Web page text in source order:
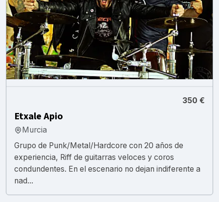
350 €
Etxale Apio
Murcia
Grupo de Punk/Metal/Hardcore con 20 años de
experiencia, Riff de guitarras veloces y coros
condundentes. En el escenario no dejan indiferente a
nad...